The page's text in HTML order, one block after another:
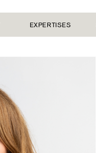
EXPERTISES